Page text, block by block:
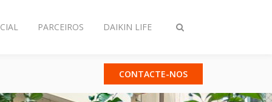
Comutar
PARCEIROS DAIKIN LIFE
CONTACTE-NOS